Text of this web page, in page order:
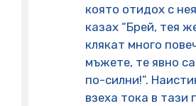
която отидох с
казах “Брей, тея
клякат много
мъжете, те явно
по-силни!”.
взеха тока в тази